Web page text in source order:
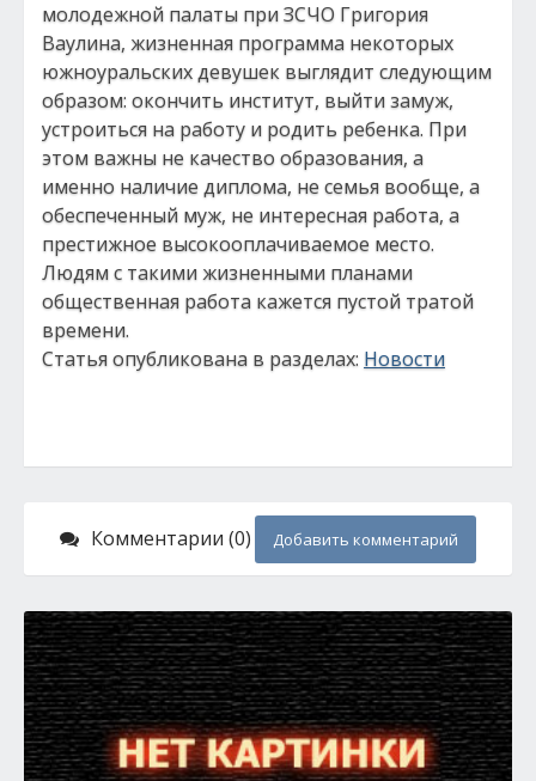
молодежной палаты при ЗСЧО Григория
Ваулина, жизненная программа некоторых
южноуральских девушек выглядит следующим
образом: окончить институт, выйти замуж,
устроиться на работу и родить ребенка. При
этом важны не качество образования, а
именно наличие диплома, не семья вообще, а
обеспеченный муж, не интересная работа, а
престижное высокооплачиваемое место.
Людям с такими жизненными планами
общественная работа кажется пустой тратой
времени.
Статья опубликована в разделах: Новости
Комментарии (0) Добавить комментарий